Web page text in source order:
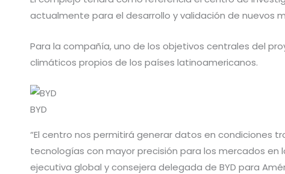
actualmente para el desarrollo y validación de nuevos
Para la compañía, uno de los objetivos centrales del
climáticos propios de los países latinoamericanos.
BYD
“El centro nos permitirá generar datos en condiciones
tecnologías con mayor precisión para los mercados en
ejecutiva global y consejera delegada de BYD para